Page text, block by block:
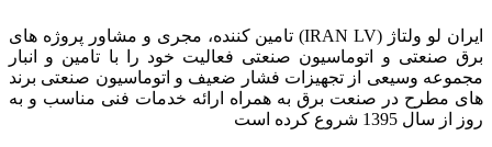
ایران لو ولتاژ (IRAN LV) تامین کننده، مجری و مشاور پروژه های
برق صنعتی و اتوماسیون صنعتی فعالیت خود را با تامین و انبار
مجموعه وسیعی از تجهیزات فشار ضعیف و اتوماسیون صنعتی برند
های مطرح در صنعت برق به همراه ارائه خدمات فنی مناسب و به
روز از سال 1395 شروع کرده است